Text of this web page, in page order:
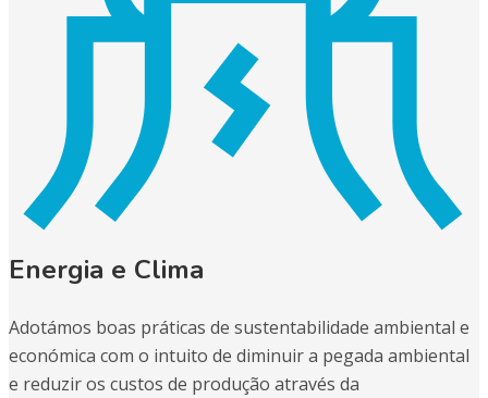
Energia e Clima
Adotámos boas práticas de sustentabilidade ambiental e
económica com o intuito de diminuir a pegada ambiental
e reduzir os custos de produção através da